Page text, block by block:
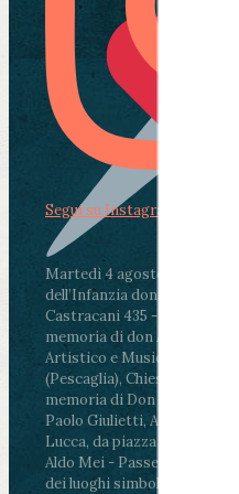
Martedì 4 agosto2026
ore
dell’Infanzia don Aldo Mei -
Castracani 435 -
memoria di don Aldo Mei
Artistico e Musicale
(Pescaglia), Chiesa
memoria di Don Aldo Mei
Paolo Giulietti, Arcivescovo
Lucca, da piazza San
Aldo Mei - Passeggiata della
dei luoghi simbolo della
Segui su Instagram